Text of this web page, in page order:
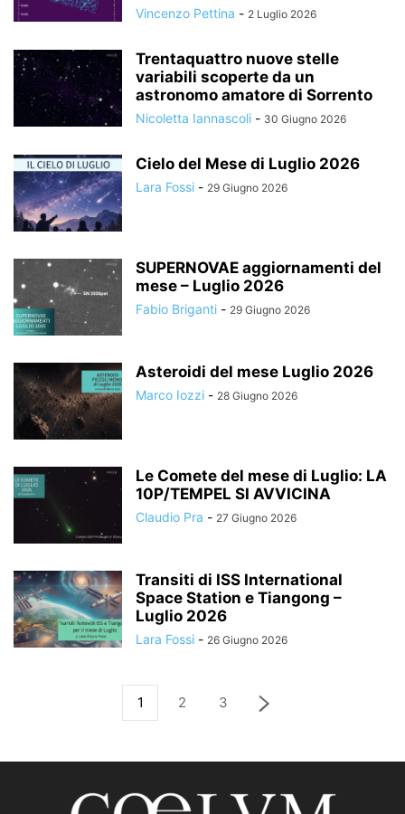
Vincenzo Pettina - 2 Luglio 2026
Trentaquattro nuove stelle
variabili scoperte da un
astronomo amatore di Sorrento
Nicoletta Iannascoli - 30 Giugno 2026
Cielo del Mese di Luglio 2026
Lara Fossi - 29 Giugno 2026
SUPERNOVAE aggiornamenti del
mese – Luglio 2026
Fabio Briganti - 29 Giugno 2026
Asteroidi del mese Luglio 2026
Marco Iozzi - 28 Giugno 2026
Le Comete del mese di Luglio: LA
10P/TEMPEL SI AVVICINA
Claudio Pra - 27 Giugno 2026
Transiti di ISS International
Space Station e Tiangong –
Luglio 2026
Lara Fossi - 26 Giugno 2026
1 2 3